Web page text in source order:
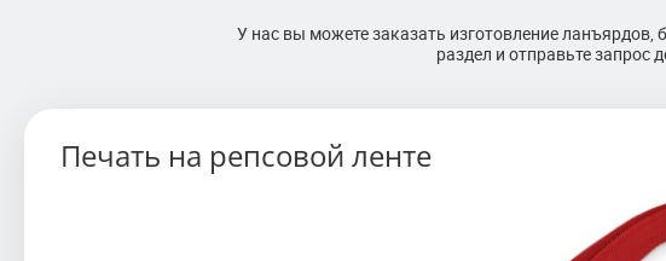
У нас вы можете заказать изготовление
раздел и отправьте запрос
Печать на репсовой ленте
Сублимация на лентах — это современный и эффективный
изображений и текста на текстильные ленты. Для полноцветной
сублимационной печати используется полиэстеровая лента
с гладкой текстурой, которая идеально подходит для полной
определённым цветом, в том числе, когда в палитре репсовых